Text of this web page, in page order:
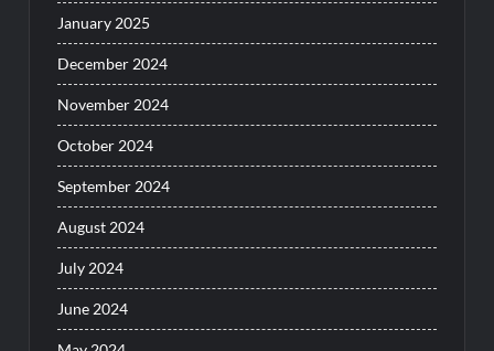
January 2025
December 2024
November 2024
October 2024
September 2024
August 2024
July 2024
June 2024